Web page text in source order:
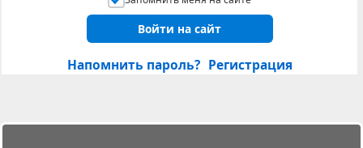
Войти на сайт
Напомнить пароль? Регистрация